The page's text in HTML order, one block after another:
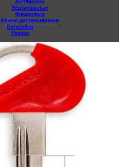
Английские
Вертикальные
Флажковые
Ключи дистанционные
Батарейки
Разное